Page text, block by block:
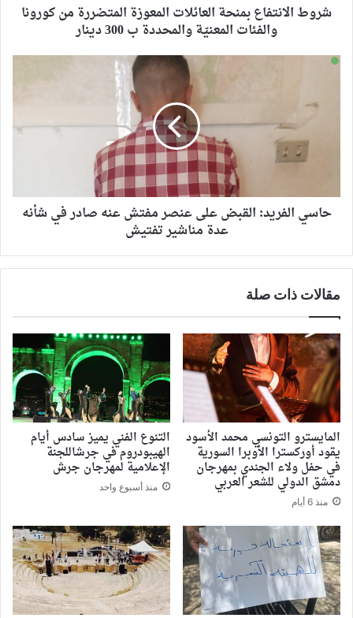
شروط الانتفاع بمنحة العائلات المعوزة المتضررة من كورونا
والفئات المعنيّة والمحددة ب 300 دينار
حاسي الفريد: القبض على عنصر مفتش عنه صادر في شأنه
عدة مناشير تفتيش
مقالات ذات صلة
المايسترو التونسي محمد الأسود
يقود أوركسترا الأوبرا السورية
في حفل ولاء الجندي بمهرجان
دمشق الدولي للشعر العربي
منذ 6 أيام
التنوع الفني يميز سادس أيام
الهيبودروم في جرشاللجنة
الإعلامية لمهرجان جرش
منذ أسبوع واحد